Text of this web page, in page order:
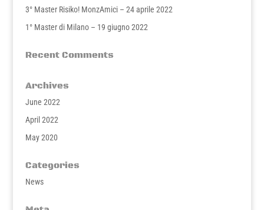
3° Master Risiko! MonzAmici – 24 aprile 2022
1° Master di Milano – 19 giugno 2022
Recent Comments
Archives
June 2022
April 2022
May 2020
Categories
News